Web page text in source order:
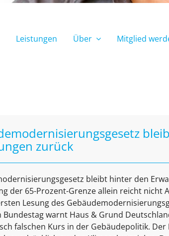
Leistungen Über Mitglied
zurück
bleibt hinter den
der 65-Prozent-Grenze allein reicht nicht
Lesung des
Bundestag warnt Haus & Grund
falschen Kurs in der Gebäudepolitik.